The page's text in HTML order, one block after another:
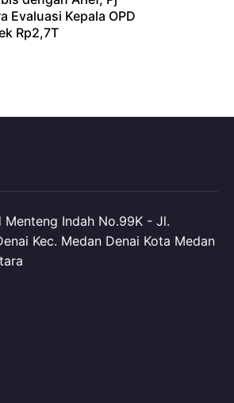
Evaluasi Kepala OPD
Rp2,7T
Menteng Indah No.99K - Jl.
Kec. Medan Denai Kota Medan